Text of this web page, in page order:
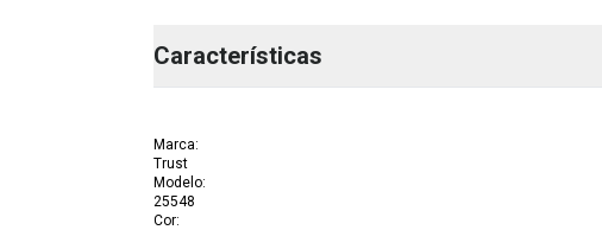
Características
Marca:
Trust
Modelo:
25548
Cor: